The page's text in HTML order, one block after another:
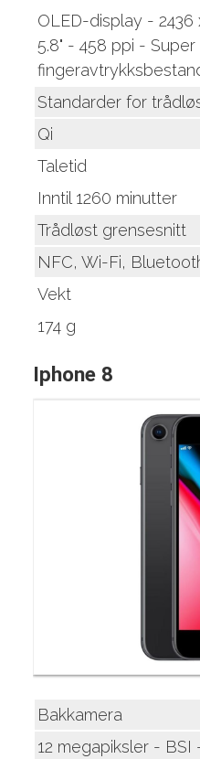
OLED-display - 2436
5.8" - 458 ppi -
Standarder for
Qi
Taletid
Inntil 1260 minutter
Trådløst grensesnitt
NFC, Wi-Fi,
Vekt
174 g
Iphone 8
Bakkamera
12 megapiksler - BSI